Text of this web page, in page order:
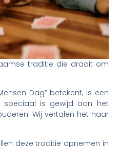
traditie die draait om
Dag” betekent, is een
speciaal is gewijd aan het
Wij vertalen het naar
deze traditie opnemen in